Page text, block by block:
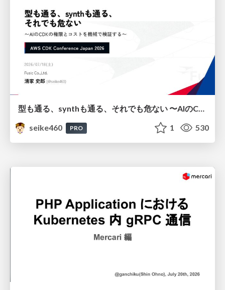
seike460
PRO 1 530